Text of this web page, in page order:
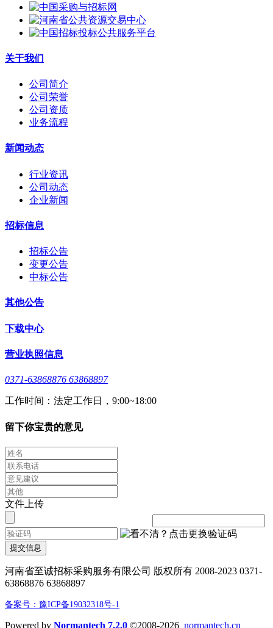
关于我们
公司简介
公司荣誉
公司资质
业务流程
新闻动态
行业资讯
公司动态
企业新闻
招标信息
招标公告
变更公告
中标公告
其他公告
下载中心
营业执照信息
0371-63868876 63868897
工作时间：法定工作日，9:00~18:00
留下你宝贵的意见
文件上传
提交信息
河南省至诚招标采购服务有限公司 版权所有 2008-2023 0371-
63868876 63868897
备案号：豫ICP备19032318号-1
Powered by Normantech 7.2.0 ©2008-2026 normantech.cn